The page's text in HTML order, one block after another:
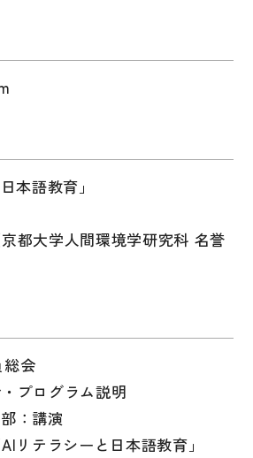
いて
材
本語教育」
都大学人間環境学研究科 名誉
会
プログラム説明
：講演
ーと日本語教育」